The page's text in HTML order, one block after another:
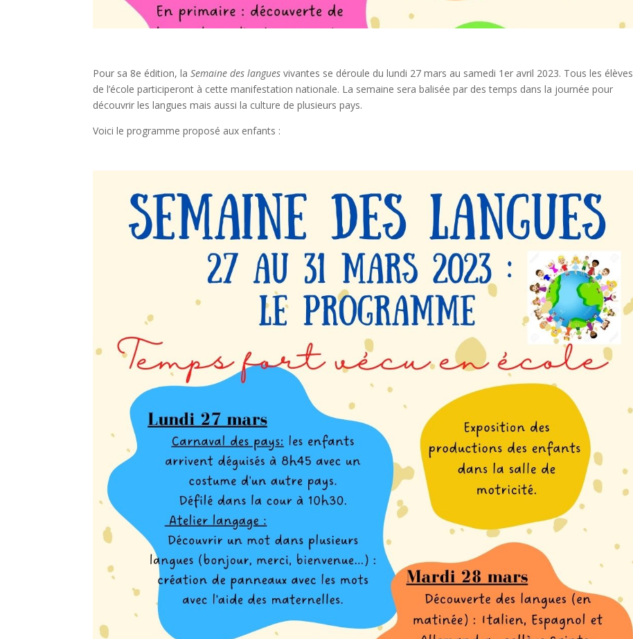
Pour sa 8e édition, laSemaine des langues vivantes se déroule du lundi 27 mars au samedi 1er avril 2023. Tous les élèves
de l’école participeront à cette manifestation nationale. La semaine sera balisée par des temps dans la journée pour
découvrir les langues mais aussi la culture de plusieurs pays.
Voici le programme proposé aux enfants :